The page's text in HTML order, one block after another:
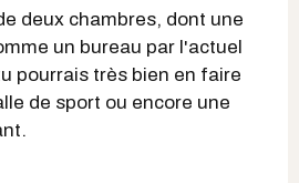
deux chambres, dont une
un bureau par l'actuel
pourrais très bien en faire
de sport ou encore une